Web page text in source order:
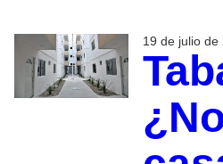
19 de julio de